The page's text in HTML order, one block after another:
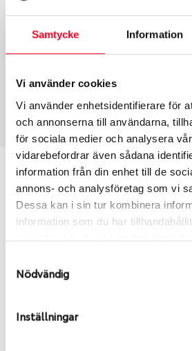
Samtycke Information
Vi använder cookies
Vi använder enhetsidentifierare för
och annonserna till användarna,
för sociala medier och analysera
vidarebefordrar även sådana
information från din enhet till de
annons- och analysföretag som vi
Dessa kan i sin tur kombinera
information som du har
Nödvändig
Inställningar
Group
Fälg PV/C LM
Tum
38
100 8045
Passar denna fälg
Ange registreringsnummer för
du valt passar din bilmodell. Se
Ibland kan fälgen ha bytts ut
inte vara samma dimension som